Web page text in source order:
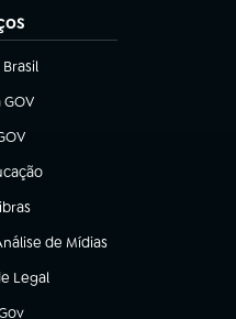
aba)
aba)
nova aba)
aba)
nova aba)
de Mídias
Legal
aba)